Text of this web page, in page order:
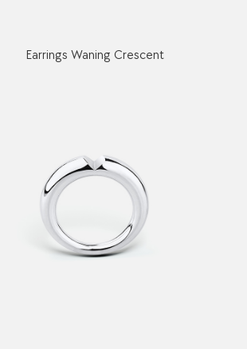
Earrings Waning Crescent